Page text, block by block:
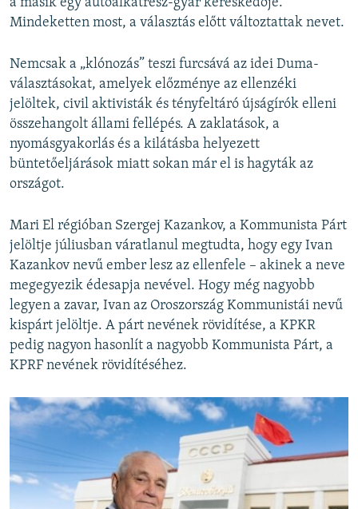
a másik egy autóalkatrész-gyár kereskedője.
Mindeketten most, a választás előtt változtattak nevet.
Nemcsak a „klónozás” teszi furcsává az idei Duma-
választásokat, amelyek előzménye az ellenzéki
jelöltek, civil aktivisták és tényfeltáró újságírók elleni
összehangolt állami fellépés. A zaklatások, a
nyomásgyakorlás és a kilátásba helyezett
büntetőeljárások miatt sokan már el is hagyták az
országot.
Mari El régióban Szergej Kazankov, a Kommunista Párt
jelöltje júliusban váratlanul megtudta, hogy egy Ivan
Kazankov nevű ember lesz az ellenfele – akinek a neve
megegyezik édesapja nevével. Hogy még nagyobb
legyen a zavar, Ivan az Oroszország Kommunistái nevű
kispárt jelöltje. A párt nevének rövidítése, a KPKR
pedig nagyon hasonlít a nagyobb Kommunista Párt, a
KPRF nevének rövidítéséhez.